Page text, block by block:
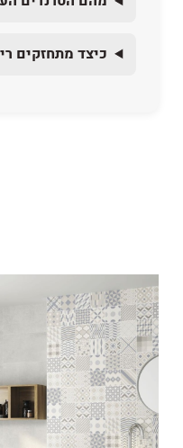
כיצד מתחזקים